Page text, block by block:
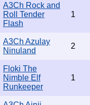
A3Ch Rock and
Roll Tender
Flash
1
A3Ch Azulay
Ninuland
2
Floki The
Nimble Elf
Runkeeper
1